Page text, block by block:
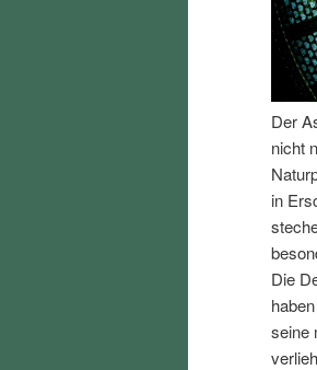
I
h
a
t
s
e
I
n
a
l
Der
nicht
in
Die
seine